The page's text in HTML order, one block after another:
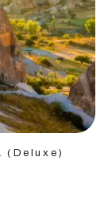
(Deluxe)